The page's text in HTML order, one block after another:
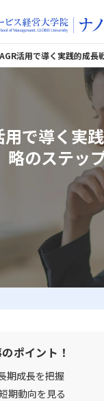
活用で導く実践的成長
用で導く実
略のステッ
ポイント！
期成長を把握
期動向を見る